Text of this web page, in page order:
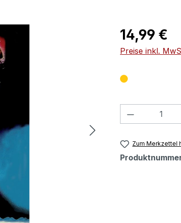
Regulärer Preis:
14,99 €
Preise inkl.
Produkt
Zum Merkzettel